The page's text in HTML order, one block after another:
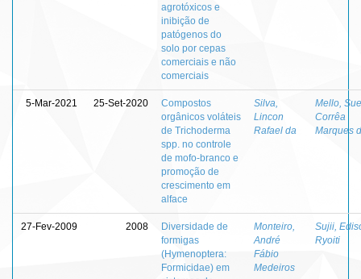
agrotóxicos e
inibição de
patógenos do
solo por cepas
comerciais e não
comerciais
5-Mar-2021 25-Set-2020
Compostos
orgânicos voláteis
de Trichoderma
spp. no controle
de mofo-branco e
promoção de
crescimento em
alface
Silva,
Lincon
Rafael da
Mello,
Corrêa
Marques
27-Fev-2009 2008
Diversidade de
formigas
(Hymenoptera:
Formicidae) em
Monteiro,
André
Fábio
Medeiros
Sujii,
Ryoiti